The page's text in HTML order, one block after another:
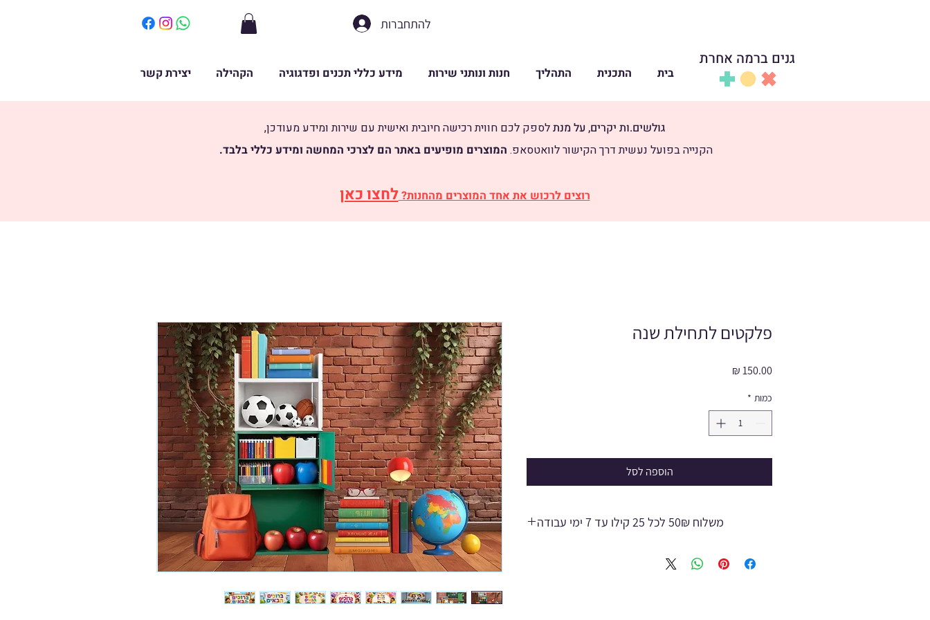
להתחברות
בית התכנית התהליך חנות ונותני שירות מידע כללי תכנים ופדגוגיה הקהילה יצירת קשר
גנים ברמה אחרת
גולשים.ות יקרים, על מנתלספק לכם חווית רכישה חיובית ואישית עם שירות ומידע מעודכן,
הקנייה בפועל נעשית דרך הקישור לוואטסאפ. המוצרים מופיעים באתר הם לצרכי המחשה ומידע כללי בלבד.
רוצים לרכוש את אחד המוצרים מהחנות?לחצו כאן
פלקטים לתחילת שנה
כמות *
הוספה לסל
משלוח 50₪ לכל 25 קילו עד 7 ימי עבודה